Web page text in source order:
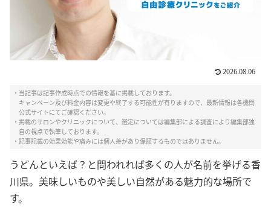
2026.08.06
・当記事は記事作成時点での情報を基に掲載しております。
キャンペーン及び料金内容は変更や終了する可能性が有りますので、最新情報は各機関
公式サイトにてご確認ください。
・掲載のサロンやクリニックについて、選定については編集部による調査により編集部独
自の視点で執筆しております。
・記事記載の効果効能や痛みには個人差があり保証するものではありません。
うどんといえば？と問われれば多くの人が名前を挙げる香
川県。美味しいものや美しい自然がある魅力的な場所で
す。